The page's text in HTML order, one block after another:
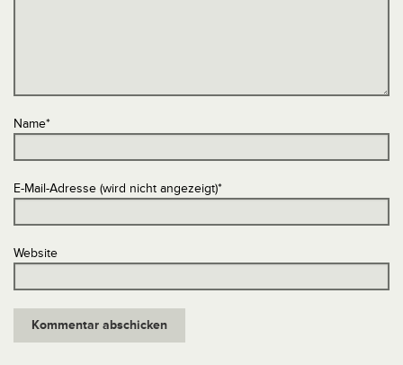
Name*
E-Mail-Adresse (wird nicht angezeigt)*
Website